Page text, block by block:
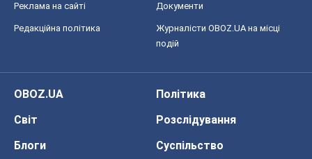
Реклама на сайті Документи
Редакційна політика
Журналісти OBOZ.UA на місці
подій
OBOZ.UA
Політика
Світ
Розслідування
Блоги
Суспільство